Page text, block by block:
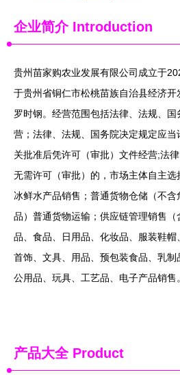
企业简介Introduction
贵州苗家购农业发展有限公司成立于
于贵州省铜仁市松桃苗族自治县经济
罗时钢。经营范围包括法律、法规、
营；法律、法规、国务院决定规定应
关批准后凭许可（审批）文件经营;法
无需许可（审批）的，市场主体自主选
冰鲜水产品销售；普通货物仓储（不
品）普通货物运输；供应链管理销售
品、食品、日用品、化妆品、服装鞋
首饰、文具、用品、预包装食品、乳
公用品、玩具、工艺品、电子产品销售
产品大全Product